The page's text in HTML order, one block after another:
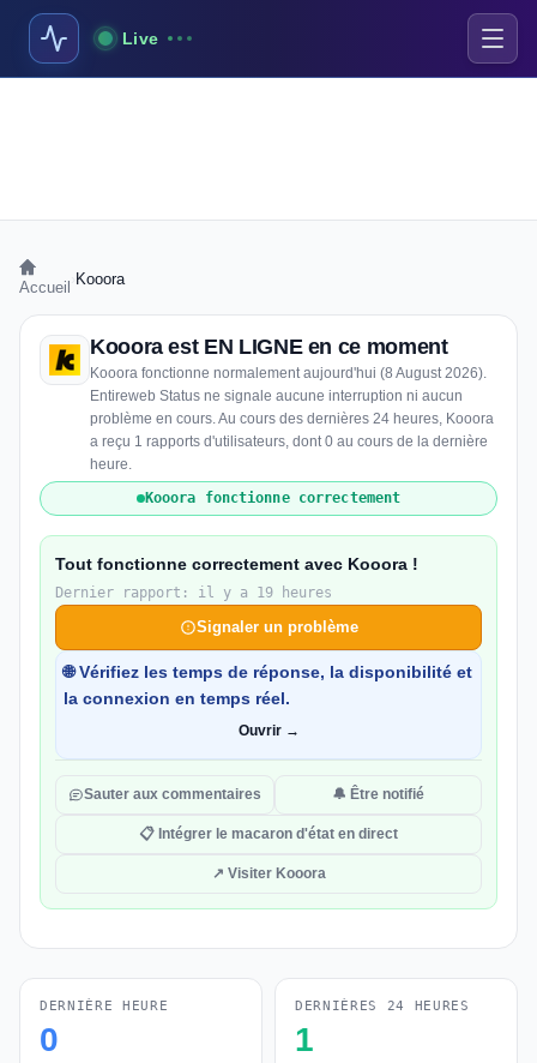
Live
Accueil Kooora
Kooora est EN LIGNE en ce moment
Kooora fonctionne normalement aujourd'hui (8 August 2026).
Entireweb Status ne signale aucune interruption ni aucun
problème en cours. Au cours des dernières 24 heures, Kooora
a reçu 1 rapports d'utilisateurs, dont 0 au cours de la dernière
heure.
Kooora fonctionne correctement
Tout fonctionne correctement avec Kooora !
Dernier rapport: il y a 19 heures
Signaler un problème
🌐 Vérifiez les temps de réponse, la disponibilité et
la connexion en temps réel.
Ouvrir →
Sauter aux commentaires 🔔 Être notifié
📋 Intégrer le macaron d'état en direct
↗ Visiter Kooora
DERNIÈRE HEURE
0
DERNIÈRES 24 HEURES
1